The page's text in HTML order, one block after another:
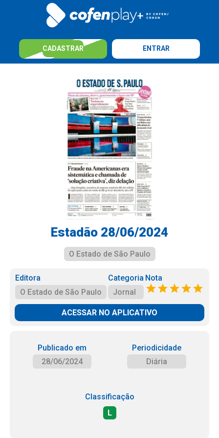
CADASTRAR ENTRAR
Estadão 28/06/2024
O Estado de São Paulo
Editora
O Estado de São Paulo
Categoria
Jornal
Nota
ACESSAR NO APLICATIVO
Publicado em
28/06/2024
Periodicidade
Diária
Classificação
L